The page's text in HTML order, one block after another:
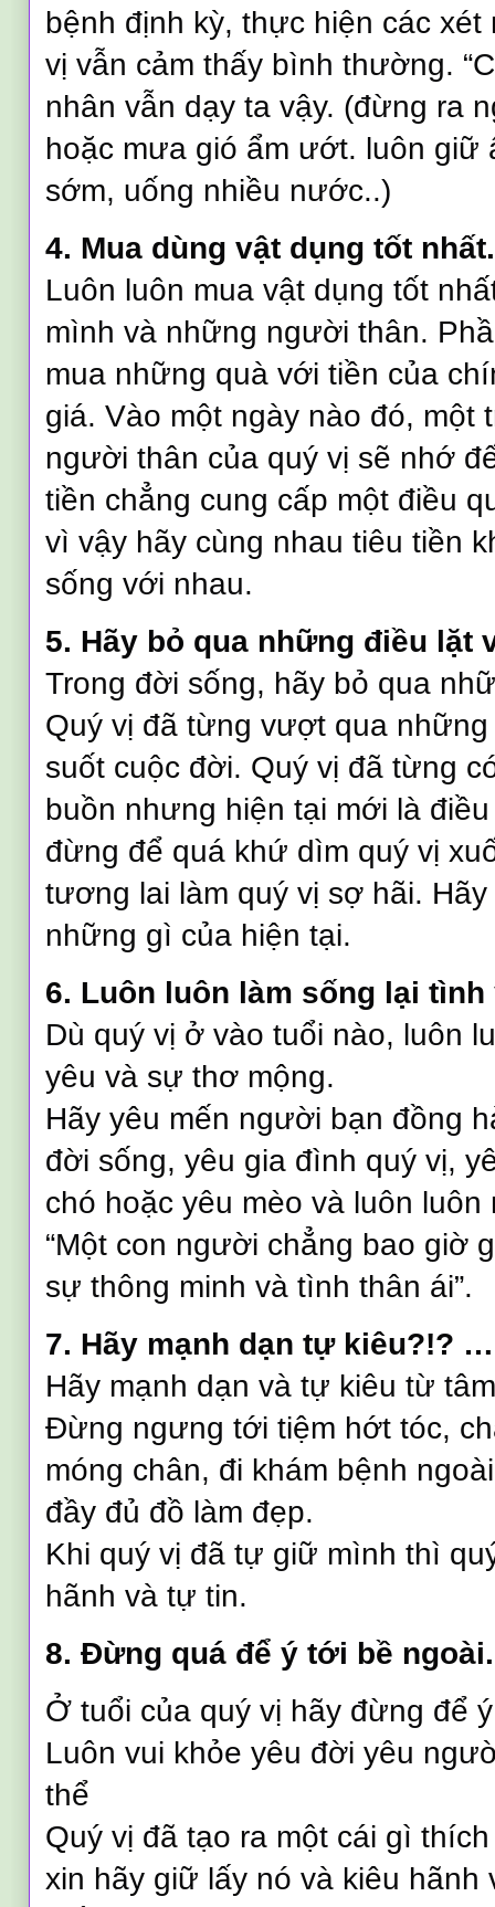
bệnh định kỳ, thực hiện các xét
vị vẫn cảm thấy bình thường.
nhân vẫn dạy ta vậy. (đừng ra
hoặc mưa gió ẩm ướt. luôn giữ
sớm, uống nhiều nước..)
4. Mua dùng vật dụng tốt nhất.
Luôn luôn mua vật dụng tốt
mình và những người thân.
mua những quà với tiền của
giá. Vào một ngày nào đó, một
người thân của quý vị sẽ nhớ
tiền chẳng cung cấp một điều
vì vậy hãy cùng nhau tiêu tiền
sống với nhau.
5. Hãy bỏ qua những điều lặt
Trong đời sống, hãy bỏ qua
Quý vị đã từng vượt qua
suốt cuộc đời. Quý vị đã từng
buồn nhưng hiện tại mới là
đừng để quá khứ dìm quý vị
tương lai làm quý vị sợ hãi.
những gì của hiện tại.
6. Luôn luôn làm sống lại tình
Dù quý vị ở vào tuổi nào, luôn
yêu và sự thơ mộng.
Hãy yêu mến người bạn đồng
đời sống, yêu gia đình quý vị,
chó hoặc yêu mèo và luôn luôn
“Một con người chẳng bao giờ
sự thông minh và tình thân ái”.
7. Hãy mạnh dạn tự kiêu?!? …
Hãy mạnh dạn và tự kiêu từ
Đừng ngưng tới tiệm hớt tóc,
móng chân, đi khám bệnh
đầy đủ đồ làm đẹp.
Khi quý vị đã tự giữ mình thì
hãnh và tự tin.
8. Đừng quá để ý tới bề ngoài.
Ở tuổi của quý vị hãy đừng để
Luôn vui khỏe yêu đời yêu
thể
Quý vị đã tạo ra một cái gì
xin hãy giữ lấy nó và kiêu hãnh